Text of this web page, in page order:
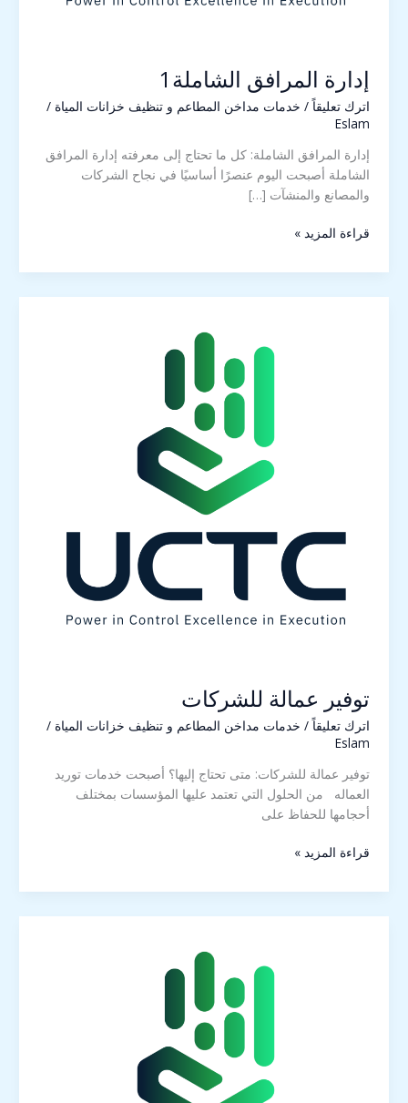
إدارة المرافق الشاملة1
اترك تعليقاً / خدمات مداخن المطاعم و تنظيف خزانات المياة /
Eslam
إدارة المرافق الشاملة: كل ما تحتاج إلى معرفته إدارة المرافق
الشاملة أصبحت اليوم عنصرًا أساسيًا في نجاح الشركات
والمصانع والمنشآت […]
قراءة المزيد »
توفير عمالة للشركات
اترك تعليقاً / خدمات مداخن المطاعم و تنظيف خزانات المياة /
Eslam
توفير عمالة للشركات: متى تحتاج إليها؟ أصبحت خدمات توريد
العماله من الحلول التي تعتمد عليها المؤسسات بمختلف
أحجامها للحفاظ على
قراءة المزيد »